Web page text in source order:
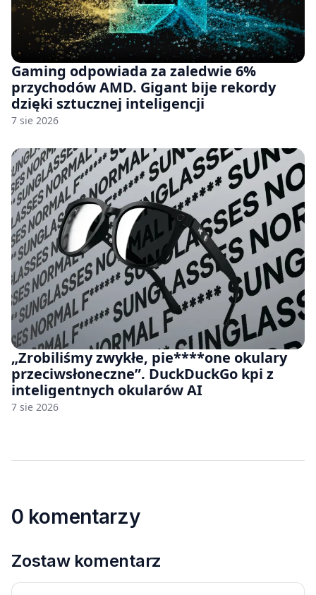
Gaming odpowiada za zaledwie 6%
przychodów AMD. Gigant bije rekordy
dzięki sztucznej inteligencji
7 sie 2026
„Zrobiliśmy zwykłe, pie****one okulary
przeciwsłoneczne”. DuckDuckGo kpi z
inteligentnych okularów AI
7 sie 2026
0 komentarzy
Zostaw komentarz